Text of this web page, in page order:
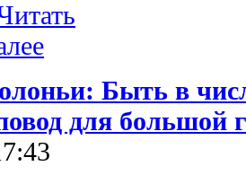
Быть в
для большой